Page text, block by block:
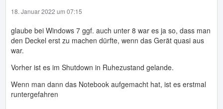
18. Januar 2022 um 07:15
glaube bei Windows 7 ggf. auch unter 8 war es ja so, dass man
den Deckel erst zu machen dürfte, wenn das Gerät quasi aus
war.
Vorher ist es im Shutdown in Ruhezustand gelande.
Wenn man dann das Notebook aufgemacht hat, ist es erstmal
runtergefahren